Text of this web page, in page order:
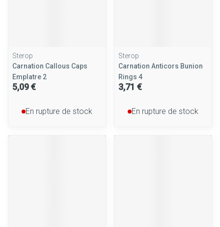
Sterop
Carnation Callous Caps
Emplatre 2
5,09 €
En rupture de stock
Sterop
Carnation Anticors Bunion
Rings 4
3,71 €
En rupture de stock